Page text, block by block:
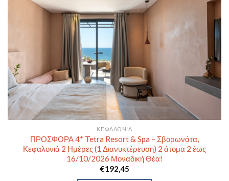
ΚΕΦΑΛΟΝΙΆ
ΠΡΟΣΦΟΡΑ 4* Tetra Resort & Spa – Σβορωνάτα,
Κεφαλονιά 2 Ημέρες (1 Διανυκτέρευση) 2 άτομα 2 έως
16/10/2026 Μοναδική Θέα!
€192,45